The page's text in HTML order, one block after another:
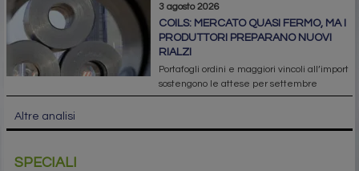
3 agosto 2026
COILS: MERCATO QUASI FERMO, MA I
PRODUTTORI PREPARANO NUOVI
RIALZI
Portafogli ordini e maggiori vincoli all’import
sostengono le attese per settembre
Altre analisi
SPECIALI